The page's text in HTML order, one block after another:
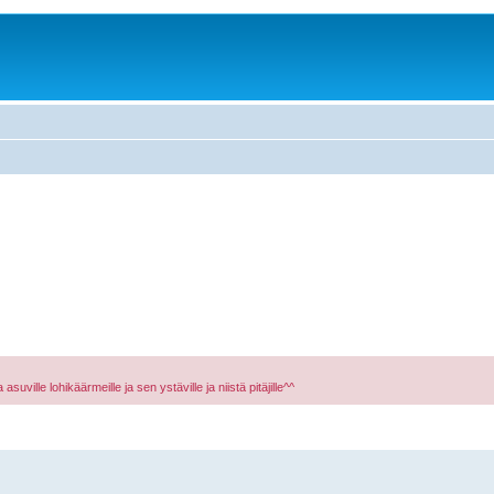
lohikäärmeille ja sen ystäville ja niistä pitäjille^^